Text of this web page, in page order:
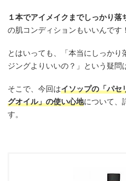
１本でアイメイクまでしっかり落
の肌コンディションもいいんです！
とはいっても、「本当にしっかり
ジングよりいいの？」という疑問
そこで、今回はイソップの「パセ
グオイル」の使い心地について、
す。